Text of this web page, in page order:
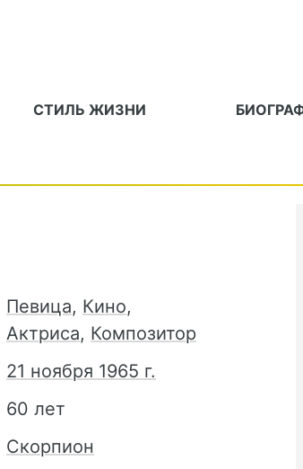
СТИЛЬ ЖИЗНИ
Певица, Кино,
Актриса, Композитор
21 ноября 1965 г.
60 лет
Скорпион